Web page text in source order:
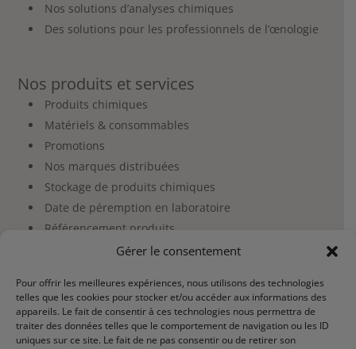
Gérer le consentement
Pour offrir les meilleures expériences, nous utilisons des technologies
telles que les cookies pour stocker et/ou accéder aux informations des
appareils. Le fait de consentir à ces technologies nous permettra de
traiter des données telles que le comportement de navigation ou les ID
uniques sur ce site. Le fait de ne pas consentir ou de retirer son
Nos solutions d’analyses chimiques
Des solutions pour les professionnels de l’œnologie
Nos produits et services
Produits chimiques
Matériels & consommables
Promotions
Nos marques distribuées
Stockage de produits chimiques
Date de péremption en laboratoire
Référencement produits
Espace client et commande
Mon compte
Mon panier
Mes commandes